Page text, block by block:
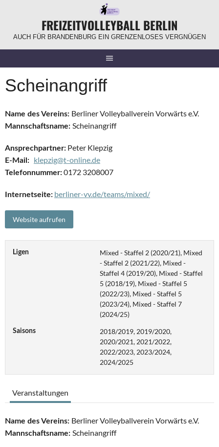
FREIZEITVOLLEYBALL BERLIN
AUCH FÜR BRANDENBURG EIN GRENZENLOSES VERGNÜGEN
Scheinangriff
Name des Vereins: Berliner Volleyballverein Vorwärts e.V.
Mannschaftsname: Scheinangriff
Ansprechpartner: Peter Klepzig
E-Mail: klepzig@t-online.de
Telefonnummer:0172 3208007
Internetseite: berliner-vv.de/teams/mixed/
Ligen
Mixed - Staffel 2 (2020/21), Mixed
- Staffel 2 (2021/22), Mixed -
Staffel 4 (2019/20), Mixed - Staffel
5 (2018/19), Mixed - Staffel 5
(2022/23), Mixed - Staffel 5
(2023/24), Mixed - Staffel 7
(2024/25)
Saisons
2018/2019, 2019/2020,
2020/2021, 2021/2022,
2022/2023, 2023/2024,
2024/2025
Veranstaltungen
Name des Vereins: Berliner Volleyballverein Vorwärts e.V.
Mannschaftsname: Scheinangriff